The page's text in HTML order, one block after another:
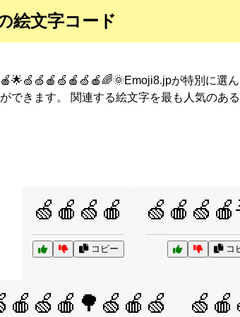
絵文字コード
が特別に選
ができます。 関連する絵文字を最も人気の
🍏🍎🍏🍎
コピー コ